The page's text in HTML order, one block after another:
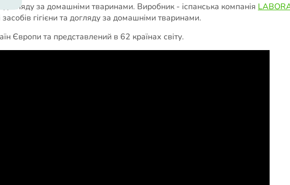
догляду за домашніми тваринами. Виробник - іспанська компанія
гігієни та догляду за домашніми тваринами.
Європи та представлений в 62 країнах світу.